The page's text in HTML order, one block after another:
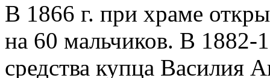
В 1866 г. при храме
на 60 мальчиков. В 1882-
средства купца Василия